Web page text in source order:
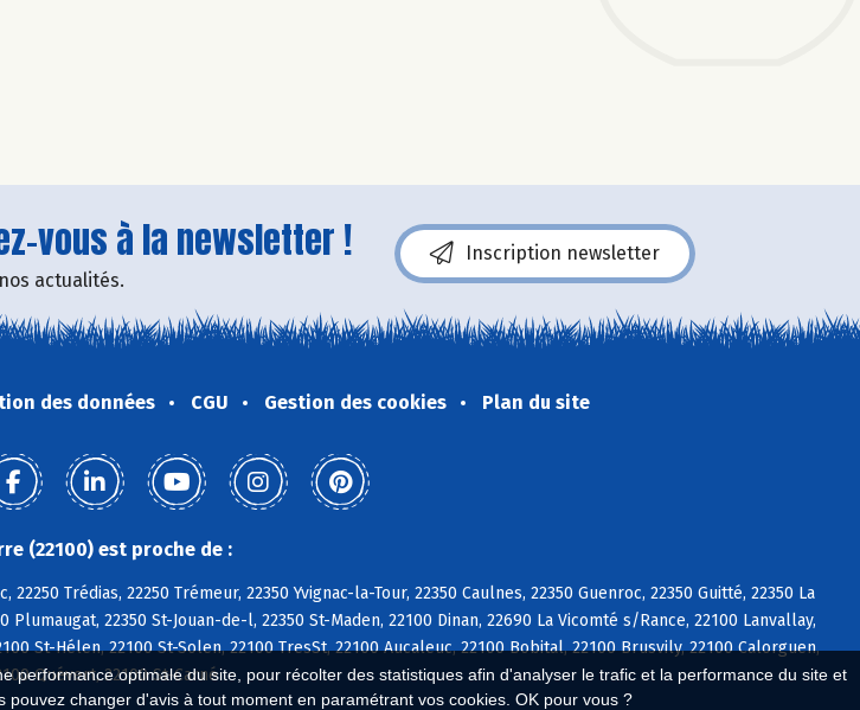
optimale du site, pour récolter des statistiques afin d'analyser le trafic et la performance du site et
changer d'avis à tout moment en paramétrant vos cookies. OK pour vous ?
vous à la newsletter !
actualités.
Inscription newsletter
des données CGU Gestion des cookies Plan du site
(22100) est proche de :
22250 Trédias, 22250 Trémeur, 22350 Yvignac-la-Tour, 22350 Caulnes, 22350 Guenroc, 22350 Guitté, 22350 La
22350 St-Jouan-de-l, 22350 St-Maden, 22100 Dinan, 22690 La Vicomté s/Rance, 22100 Lanvallay,
St-Hélen, 22100 St-Solen, 22100 TresSt, 22100 Aucaleuc, 22100 Bobital, 22100 Brusvily, 22100 Calorguen,
Quévert, 22100 St-Carné